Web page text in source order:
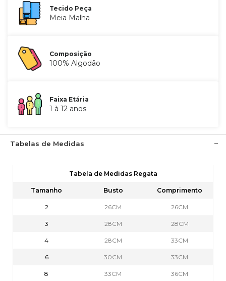
Tecido Peça
Meia Malha
Composição
100% Algodão
Faixa Etária
1 à 12 anos
Tabelas de Medidas
Tabela de Medidas Regata
Tamanho Busto Comprimento
2 26CM 26CM
3 28CM 28CM
4 28CM 33CM
6 30CM 33CM
8 33CM 36CM